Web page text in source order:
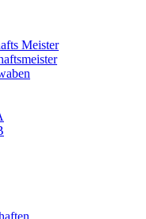
Meister